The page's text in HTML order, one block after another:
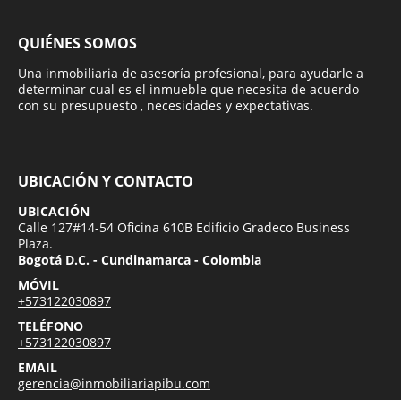
QUIÉNES SOMOS
Una inmobiliaria de asesoría profesional, para ayudarle a
determinar cual es el inmueble que necesita de acuerdo
con su presupuesto , necesidades y expectativas.
UBICACIÓN Y CONTACTO
UBICACIÓN
Calle 127#14-54 Oficina 610B Edificio Gradeco Business
Plaza.
Bogotá D.C. - Cundinamarca - Colombia
MÓVIL
+573122030897
TELÉFONO
+573122030897
EMAIL
gerencia@inmobiliariapibu.com